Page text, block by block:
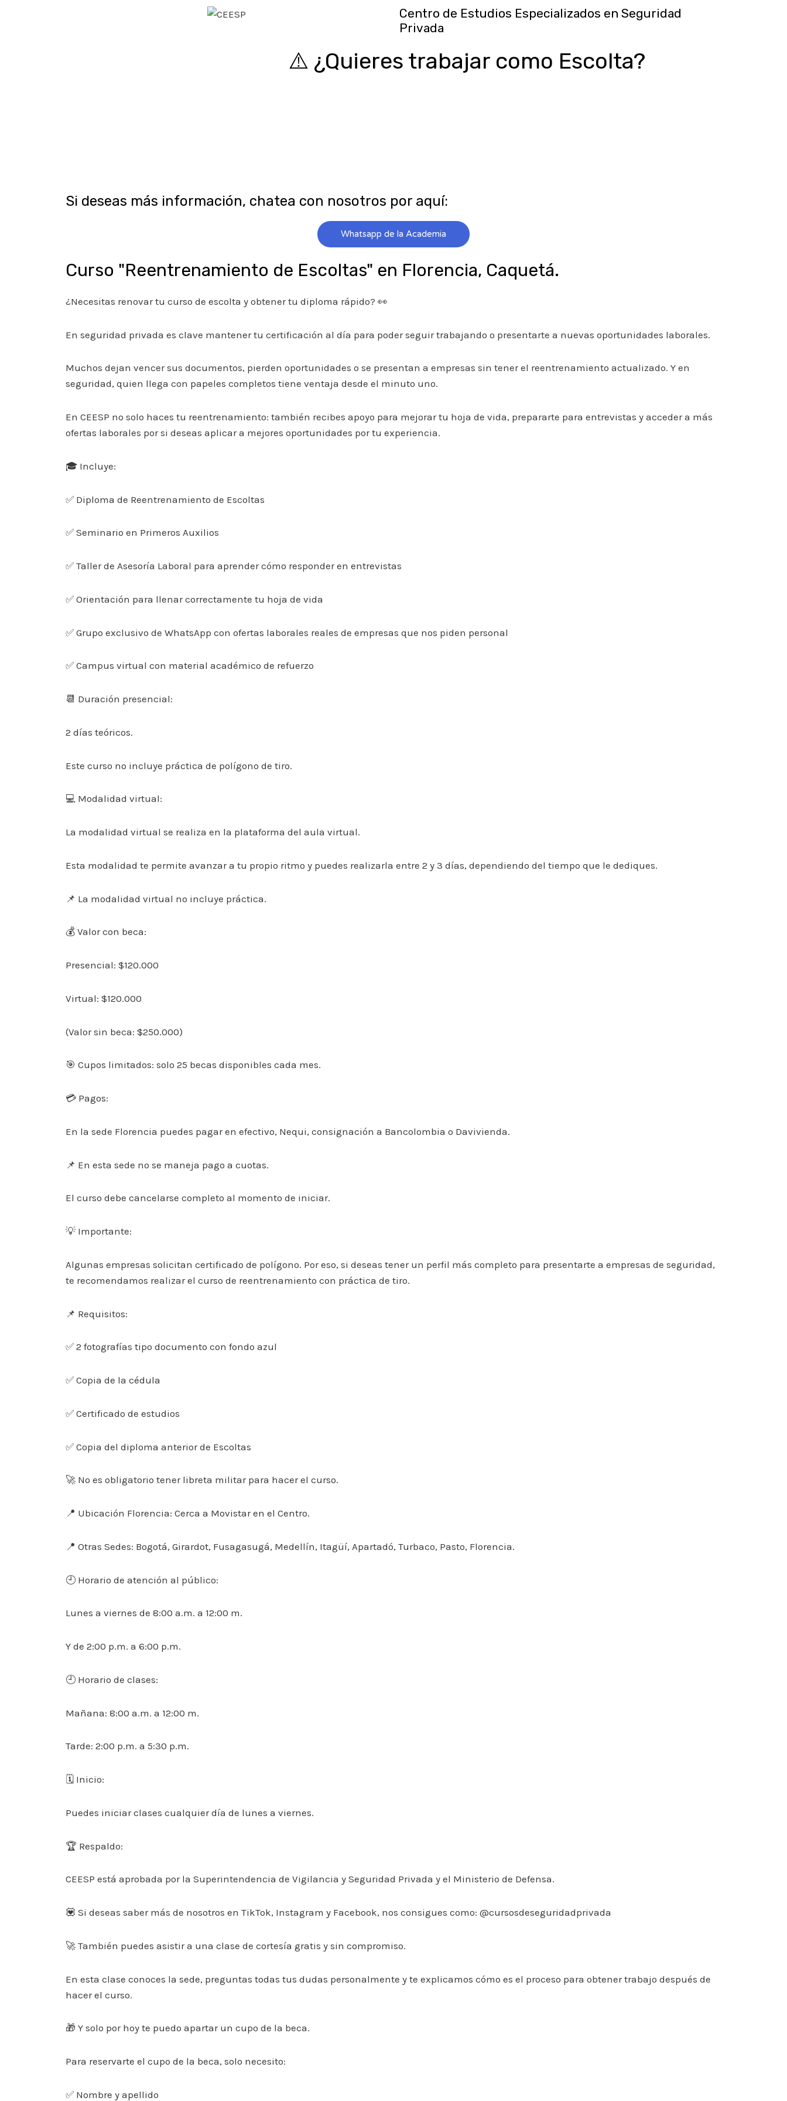
Centro de Estudios Especializados en Seguridad
Privada
⚠️ ¿Quieres trabajar como Escolta?
Si deseas más información, chatea con nosotros por aquí:
Whatsapp de la Academia
Curso "Reentrenamiento de Escoltas" en Florencia, Caquetá.
¿Necesitas renovar tu curso de escolta y obtener tu diploma rápido? 👀
En seguridad privada es clave mantener tu certificación al día para poder seguir trabajando o presentarte a nuevas oportunidades laborales.
Muchos dejan vencer sus documentos, pierden oportunidades o se presentan a empresas sin tener el reentrenamiento actualizado. Y en
seguridad, quien llega con papeles completos tiene ventaja desde el minuto uno.
En CEESP no solo haces tu reentrenamiento: también recibes apoyo para mejorar tu hoja de vida, prepararte para entrevistas y acceder a más
ofertas laborales por si deseas aplicar a mejores oportunidades por tu experiencia.
🎓 Incluye:
✅ Diploma de Reentrenamiento de Escoltas
✅ Seminario en Primeros Auxilios
✅ Taller de Asesoría Laboral para aprender cómo responder en entrevistas
✅ Orientación para llenar correctamente tu hoja de vida
✅ Grupo exclusivo de WhatsApp con ofertas laborales reales de empresas que nos piden personal
✅ Campus virtual con material académico de refuerzo
📆 Duración presencial:
2 días teóricos.
Este curso no incluye práctica de polígono de tiro.
💻 Modalidad virtual:
La modalidad virtual se realiza en la plataforma del aula virtual.
Esta modalidad te permite avanzar a tu propio ritmo y puedes realizarla entre 2 y 3 días, dependiendo del tiempo que le dediques.
📌 La modalidad virtual no incluye práctica.
💰 Valor con beca:
Presencial: $120.000
Virtual: $120.000
(Valor sin beca: $250.000)
🎯 Cupos limitados: solo 25 becas disponibles cada mes.
💳 Pagos:
En la sede Florencia puedes pagar en efectivo, Nequi, consignación a Bancolombia o Davivienda.
📌 En esta sede no se maneja pago a cuotas.
El curso debe cancelarse completo al momento de iniciar.
💡 Importante:
Algunas empresas solicitan certificado de polígono. Por eso, si deseas tener un perfil más completo para presentarte a empresas de seguridad,
te recomendamos realizar el curso de reentrenamiento con práctica de tiro.
📌 Requisitos:
✅ 2 fotografías tipo documento con fondo azul
✅ Copia de la cédula
✅ Certificado de estudios
✅ Copia del diploma anterior de Escoltas
🚀 No es obligatorio tener libreta militar para hacer el curso.
📍 Ubicación Florencia: Cerca a Movistar en el Centro.
📍 Otras Sedes: Bogotá, Girardot, Fusagasugá, Medellín, Itagüí, Apartadó, Turbaco, Pasto, Florencia.
🕘 Horario de atención al público:
Lunes a viernes de 8:00 a.m. a 12:00 m.
Y de 2:00 p.m. a 6:00 p.m.
🕘 Horario de clases:
Mañana: 8:00 a.m. a 12:00 m.
Tarde: 2:00 p.m. a 5:30 p.m.
🗓 Inicio:
Puedes iniciar clases cualquier día de lunes a viernes.
🏆 Respaldo:
CEESP está aprobada por la Superintendencia de Vigilancia y Seguridad Privada y el Ministerio de Defensa.
💟 Si deseas saber más de nosotros en TikTok, Instagram y Facebook, nos consigues como: @cursosdeseguridadprivada
🚀 También puedes asistir a una clase de cortesía gratis y sin compromiso.
En esta clase conoces la sede, preguntas todas tus dudas personalmente y te explicamos cómo es el proceso para obtener trabajo después de
hacer el curso.
🎁 Y solo por hoy te puedo apartar un cupo de la beca.
Para reservarte el cupo de la beca, solo necesito:
✅ Nombre y apellido